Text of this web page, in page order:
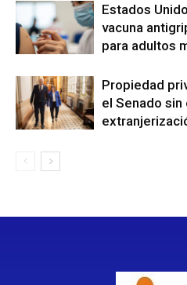
Estados
vacuna
para adultos
Propiedad
el Senado